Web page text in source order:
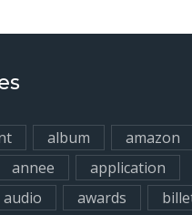
album
amazon
annee
application
audio awards